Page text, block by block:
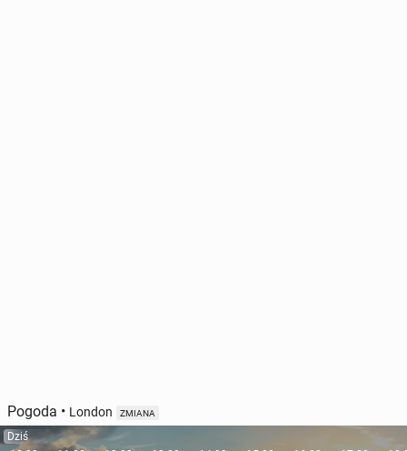
Pogoda • London ZMIANA
Dziś